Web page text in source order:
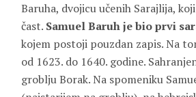
Baruha, dvojicu učenih Sarajlija,
čast. Samuel Baruh je bio prvi
kojem postoji pouzdan zapis. Na
od 1623. do 1640. godine.
groblju Borak. Na spomeniku